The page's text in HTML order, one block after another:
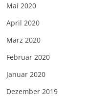
Mai 2020
April 2020
März 2020
Februar 2020
Januar 2020
Dezember 2019